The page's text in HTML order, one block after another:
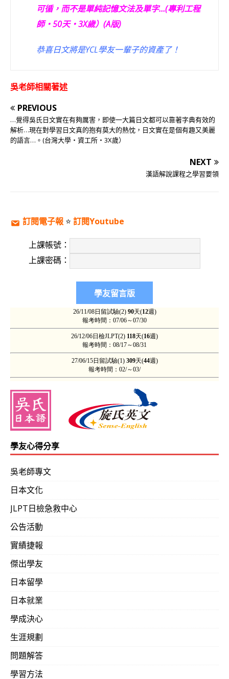
可循，而不是單純記憶文法及單字…(專利工程
師‧50天‧3X歲）(A版)
恭喜日文將是YCL學友一輩子的資產了！
吳老師相關著述
PREVIOUS
…覺得吳氏日文實在有夠厲害，即使一大篇日文都可以靠著字典有效的
解析…現在對學習日文真的抱有莫大的熱忱，日文實在是個有趣又美麗
的語言…。(台灣大學‧資工所‧3X歲）
NEXT
漢語解說課程之學習要領
訂閱電子報 ⭐️ 訂閱Youtube
上課帳號：
上課密碼：
學友心得分享
吳老師專文
日本文化
JLPT日檢急救中心
公告活動
實績捷報
傑出學友
日本留學
日本就業
學成決心
生涯規劃
問題解答
學習方法